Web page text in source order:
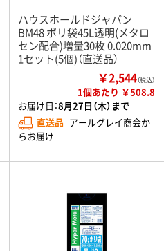
ハウスホールドジャパン
BM48 ポリ袋45L透明(メタロ
セン配合)増量30枚 0.020mm
1セット(5個)（直送品）
￥2,544（税込）
1個あたり ￥508.8
お届け日：8月27日（木）まで
直送品 アールグレイ商会か
らお届け